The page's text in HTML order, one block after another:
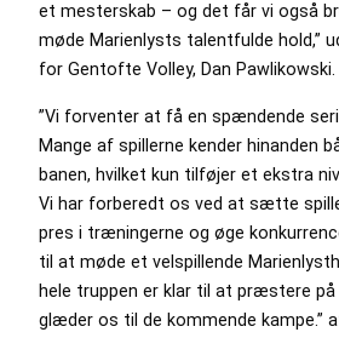
et mesterskab – og det får vi også
møde Marienlysts talentfulde hold,”
for Gentofte Volley, Dan Pawlikowski.
”Vi forventer at få en spændende
Mange af spillerne kender hinanden
banen, hvilket kun tilføjer et ekstra
Vi har forberedt os ved at sætte
pres i træningerne og øge
til at møde et velspillende
hele truppen er klar til at præstere
glæder os til de kommende kampe.”